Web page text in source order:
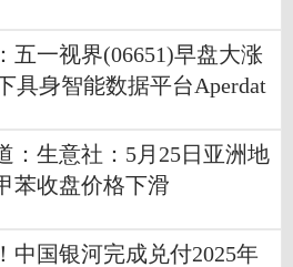
五一视界(06651)早盘大涨
具身智能数据平台Aperdat
：生意社：5月25日亚洲地
苯收盘价格下滑
中国银河完成兑付2025年